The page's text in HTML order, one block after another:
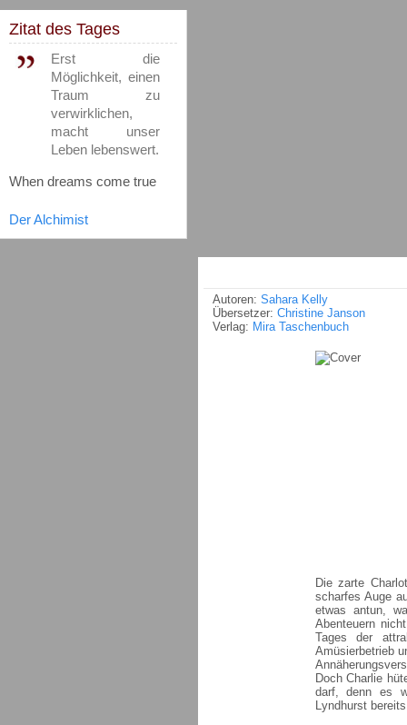
Zitat des Tages
Erst die
Möglichkeit, einen
Traum zu
verwirklichen,
macht unser
Leben lebenswert.
When dreams come true
Der Alchimist
Autoren: Sahara Kelly
Übersetzer: Christine Janson
Verlag: Mira Taschenbuch
Die zarte
scharfes Auge
etwas antun,
Abenteuern
Tages der
Amüsierbetrieb
Doch Charlie
darf, denn es
Lyndhurst